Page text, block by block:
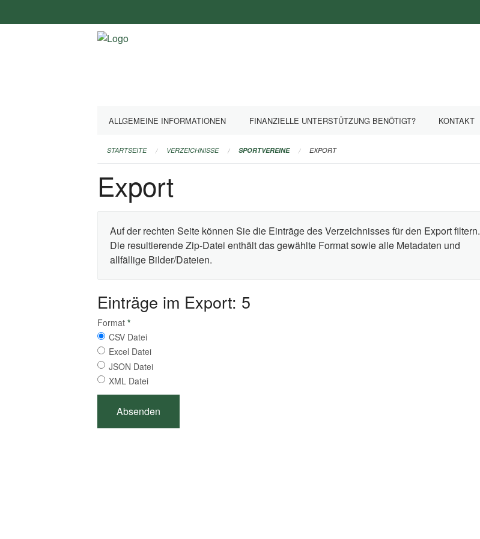
überspringen
ALLGEMEINE INFORMATIONEN FINANZIELLE UNTERSTÜTZUNG BENÖTIGT? KONTAKT
STARTSEITE VERZEICHNISSE SPORTVEREINE EXPORT
Export
Auf der rechten Seite können Sie die Einträge des Verzeichnisses für den Export filtern.
Die resultierende Zip-Datei enthält das gewählte Format sowie alle Metadaten und
allfällige Bilder/Dateien.
Einträge im Export: 5
Format *
CSV Datei
Excel Datei
JSON Datei
XML Datei